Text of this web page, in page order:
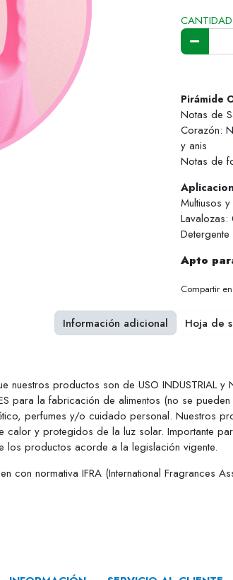
CANTIDAD
Pirámide
Notas de
Corazón:
y anis
Notas de
Multiusos
Apto
Compartir
nuestros productos son de USO
para la fabricación de alimentos (no se
perfumes y/o cuidado personal. Nuestros
calor y protegidos de la luz solar. Importante
los productos acorde a la legislación vigente.
con normativa IFRA (International Fragrances
Información adicional Hoja de